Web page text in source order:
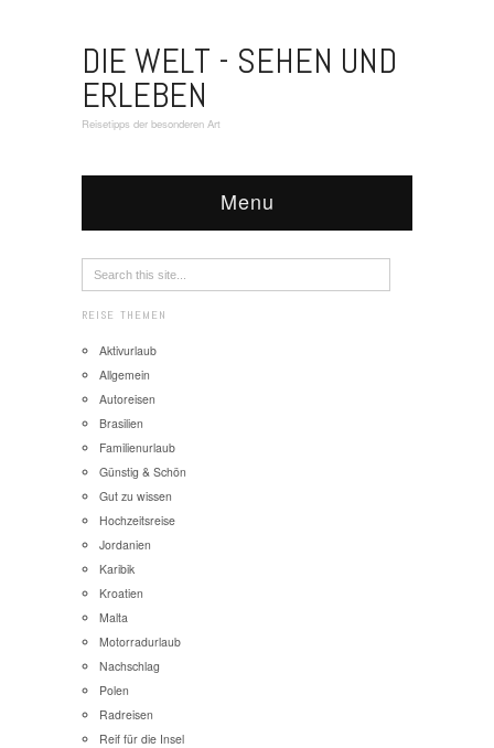
DIE WELT - SEHEN UND
ERLEBEN
Reisetipps der besonderen Art
Menu
REISE THEMEN
Aktivurlaub
Allgemein
Autoreisen
Brasilien
Familienurlaub
Günstig & Schön
Gut zu wissen
Hochzeitsreise
Jordanien
Karibik
Kroatien
Malta
Motorradurlaub
Nachschlag
Polen
Radreisen
Reif für die Insel